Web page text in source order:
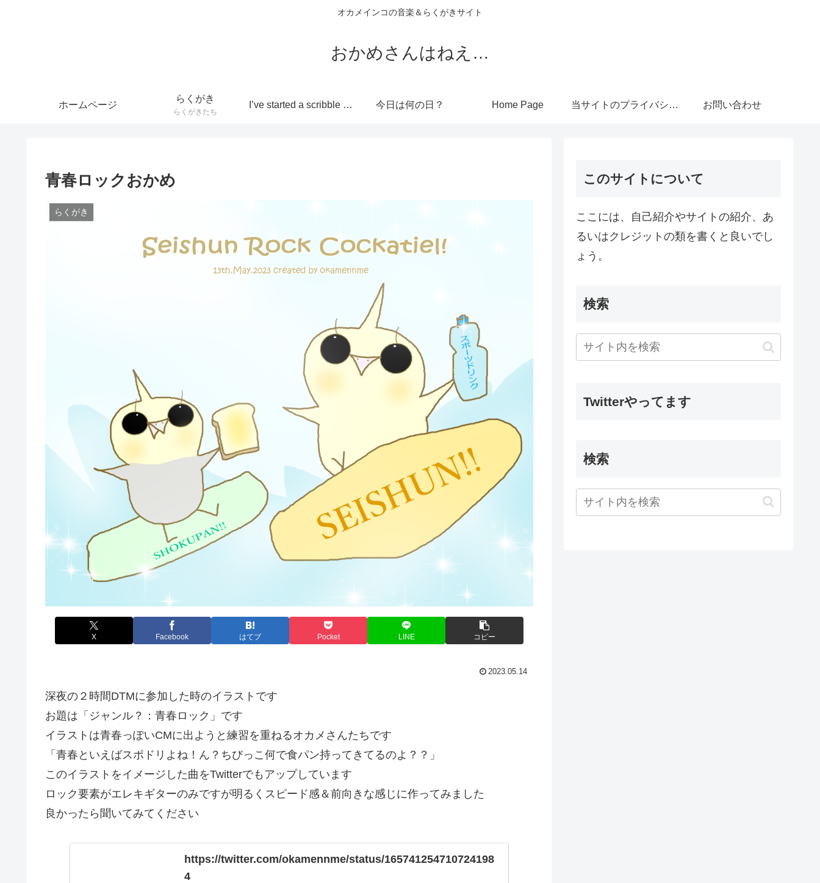
オカメインコの音楽＆らくがきサイト
おかめさんはねえ…
ホームページ
らくがき
らくがきたち
I’ve started a scribble site! 今日は何の日？ Home Page 当サイトのプライバシーポリシーについて お問い合わせ
青春ロックおかめ
らくがき
X Facebook はてブ Pocket LINE コピー
2023.05.14
深夜の２時間DTMに参加した時のイラストです
お題は「ジャンル？：青春ロック」です
イラストは青春っぽいCMに出ようと練習を重ねるオカメさんたちです
「青春といえばスポドリよね！ん？ちびっこ何で食パン持ってきてるのよ？？」
このイラストをイメージした曲をTwitterでもアップしています
ロック要素がエレキギターのみですが明るくスピード感＆前向きな感じに作ってみました
良かったら聞いてみてください
https://twitter.com/okamennme/status/165741254710724198
4
このサイトについて
ここには、自己紹介やサイトの紹介、あ
るいはクレジットの類を書くと良いでし
ょう。
検索
Twitterやってます
検索